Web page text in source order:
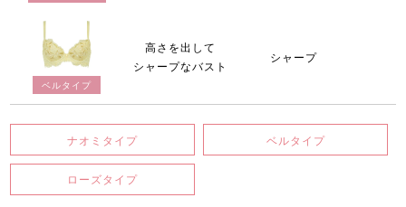
ベルタイプ
高さを出して
シャープなバスト
シャープ
ナオミタイプ ベルタイプ
ローズタイプ